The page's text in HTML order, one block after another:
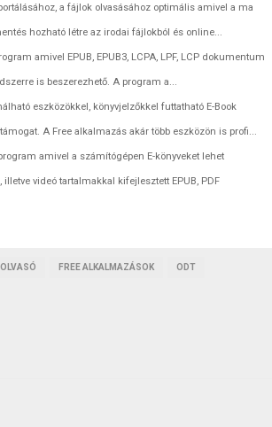
a fájlok olvasásához optimális amivel a ma
hozható létre az irodai fájlokból és online...
amivel EPUB, EPUB3, LCPA, LPF, LCP dokumentum
is beszerezhető. A program a...
eszközökkel, könyvjelzőkkel futtatható E-Book
A Free alkalmazás akár több eszközön is profi...
amivel a számítógépen E-könyveket lehet
videó tartalmakkal kifejlesztett EPUB, PDF
FREE ALKALMAZÁSOK ODT